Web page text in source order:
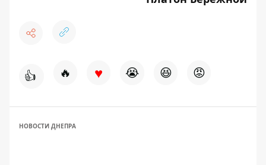
👍 🔥 ♥ 😭 😆 😡
НОВОСТИ ДНЕПРА